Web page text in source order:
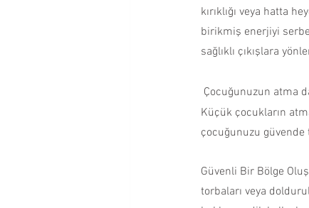
kırıklığı veya hatta
birikmiş enerjiyi
sağlıklı çıkışlara
Çocuğunuzun atma
Küçük çocukların
çocuğunuzu
Güvenli Bir Bölge
torbaları veya